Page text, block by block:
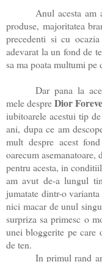
Anul acesta am
produse, majoritatea
precedenti si cu
adevarat la un fond de
sa ma poata multumi pe
Dar pana la
mele despreDior
iubitoarele acestui tip
ani, dupa ce am
mult despre acest
oarecum asemanatoare,
pentru acesta, in
am avut de-a lungul
jumatate dintr-o
nici macar de unul
surpriza sa primesc o
unei bloggerite pe care
de ten.
In primul rand